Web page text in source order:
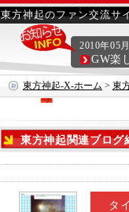
東方神起のファン交流サ
東方神起-X-ホーム > 東
2010年05
GW楽
東方神起関連ブロ
タ